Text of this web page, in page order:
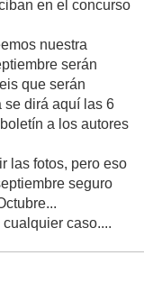
en el concurso
nuestra
serán
que serán
se dirá aquí las 6
a los autores
las fotos, pero eso
seguro
caso....